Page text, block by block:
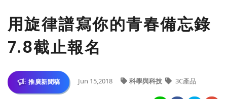
用旋律譜寫你的青春備忘錄
7.8截止報名
推廣新聞稿 Jun 15,2018 科學與科技 3C產品